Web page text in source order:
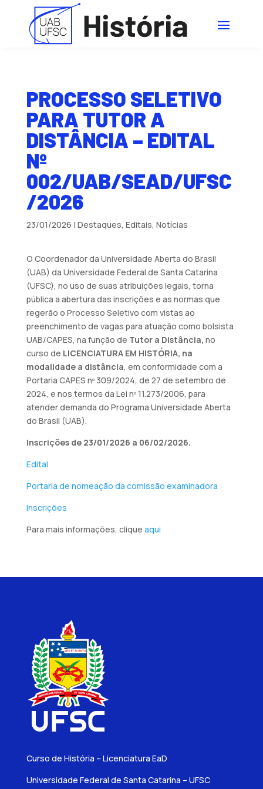
PROCESSO SELETIVO
PARA TUTOR A
DISTÂNCIA – EDITAL
Nº
002/UAB/SEAD/UFSC
/2026
23/01/2026 | Destaques, Editais, Notícias
O Coordenador da Universidade Aberta do Brasil
(UAB) da Universidade Federal de Santa Catarina
(UFSC), no uso de suas atribuições legais, torna
pública a abertura das inscrições e as normas que
regerão o Processo Seletivo com vistas ao
preenchimento de vagas para atuação como bolsista
UAB/CAPES, na função de Tutor a Distância, no
curso de LICENCIATURA EM HISTÓRIA, na
modalidade a distância, em conformidade com a
Portaria CAPES nº 309/2024, de 27 de setembro de
2024, e nos termos da Lei nº 11.273/2006, para
atender demanda do Programa Universidade Aberta
do Brasil (UAB).
Inscrições de 23/01/2026 a 06/02/2026.
Edital
Portaria de nomeação da comissão examinadora
Inscrições
Para mais informações, clique aqui
Curso de História – Licenciatura EaD
Universidade Federal de Santa Catarina – UFSC